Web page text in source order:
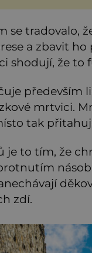
se tradovalo,
a zbavit
shodují, že to
především
mrtvici.
tak
je to tím, že
zdí.